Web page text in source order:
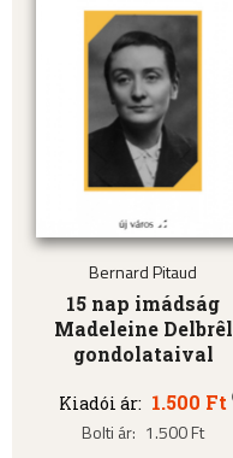
Bernard Pitaud
15 nap imádság
Madeleine Delbrêl
gondolataival
Kiadói ár: 1.500 Ft
Bolti ár: 1.500 Ft